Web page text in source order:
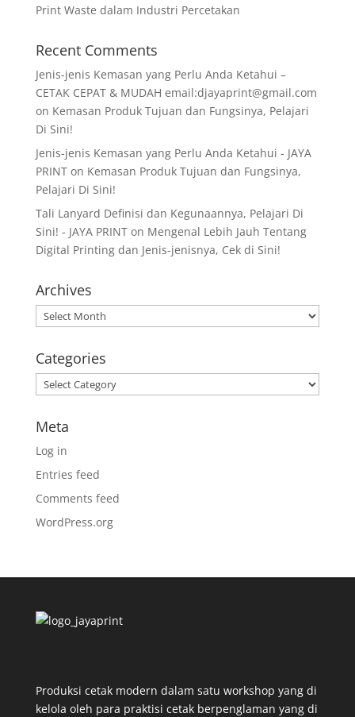
Print Waste dalam Industri Percetakan
Recent Comments
Jenis-jenis Kemasan yang Perlu Anda Ketahui –
CETAK CEPAT & MUDAH email:djayaprint@gmail.com
on Kemasan Produk Tujuan dan Fungsinya, Pelajari
Di Sini!
Jenis-jenis Kemasan yang Perlu Anda Ketahui - JAYA
PRINTon Kemasan Produk Tujuan dan Fungsinya,
Pelajari Di Sini!
Tali Lanyard Definisi dan Kegunaannya, Pelajari Di
Sini! - JAYA PRINTon Mengenal Lebih Jauh Tentang
Digital Printing dan Jenis-jenisnya, Cek di Sini!
Archives
Archives
Categories
Categories
Meta
Log in
Entries feed
Comments feed
WordPress.org
Produksi cetak modern dalam satu workshop yang di
kelola oleh para praktisi cetak berpenglaman yang di